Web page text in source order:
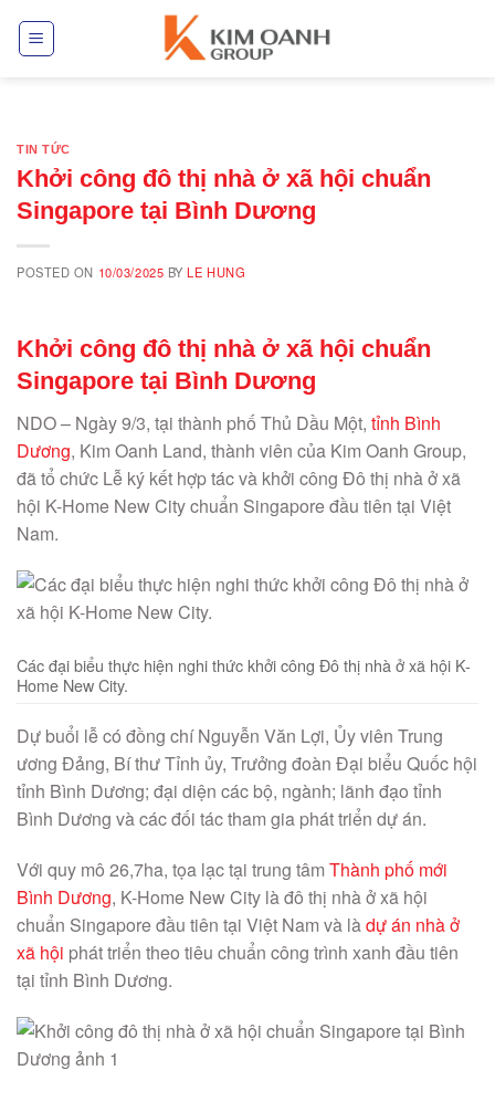
TIN TỨC
Khởi công đô thị nhà ở xã hội chuẩn
Singapore tại Bình Dương
POSTED ON 10/03/2025 BYLE HUNG
Khởi công đô thị nhà ở xã hội chuẩn
Singapore tại Bình Dương
NDO – Ngày 9/3, tại thành phố Thủ Dầu Một, tỉnh Bình
Dương, Kim Oanh Land, thành viên của Kim Oanh Group,
đã tổ chức Lễ ký kết hợp tác và khởi công Đô thị nhà ở xã
hội K-Home New City chuẩn Singapore đầu tiên tại Việt
Nam.
Các đại biểu thực hiện nghi thức khởi công Đô thị nhà ở xã hội K-
Home New City.
Dự buổi lễ có đồng chí Nguyễn Văn Lợi, Ủy viên Trung
ương Đảng, Bí thư Tỉnh ủy, Trưởng đoàn Đại biểu Quốc hội
tỉnh Bình Dương; đại diện các bộ, ngành; lãnh đạo tỉnh
Bình Dương và các đối tác tham gia phát triển dự án.
Với quy mô 26,7ha, tọa lạc tại trung tâm Thành phố mới
Bình Dương, K-Home New City là đô thị nhà ở xã hội
chuẩn Singapore đầu tiên tại Việt Nam và làdự án nhà ở
xã hội phát triển theo tiêu chuẩn công trình xanh đầu tiên
tại tỉnh Bình Dương.